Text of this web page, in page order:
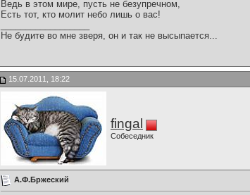
Ведь в этом мире, пусть не безупречном,
Есть тот, кто молит небо лишь о вас!
Не будите во мне зверя, он и так не высыпается...
15.07.2011, 18:22
fingal
Собеседник
А.Ф.Бржеский